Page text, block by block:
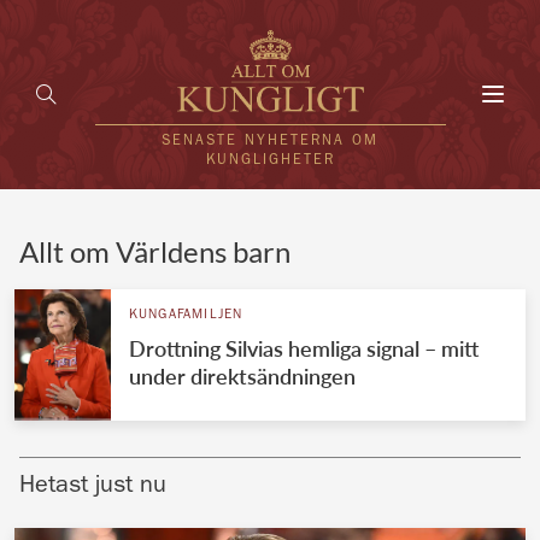
SENASTE NYHETERNA OM
KUNGLIGHETER
UTLÄNDSKT
VÄRLDENS KUNGAHUS
Brittiska kungahuset
Allt om Världens barn
KUNGAFAMILJEN
Drottning Silvias hemliga signal – mitt
under direktsändningen
Hetast just nu